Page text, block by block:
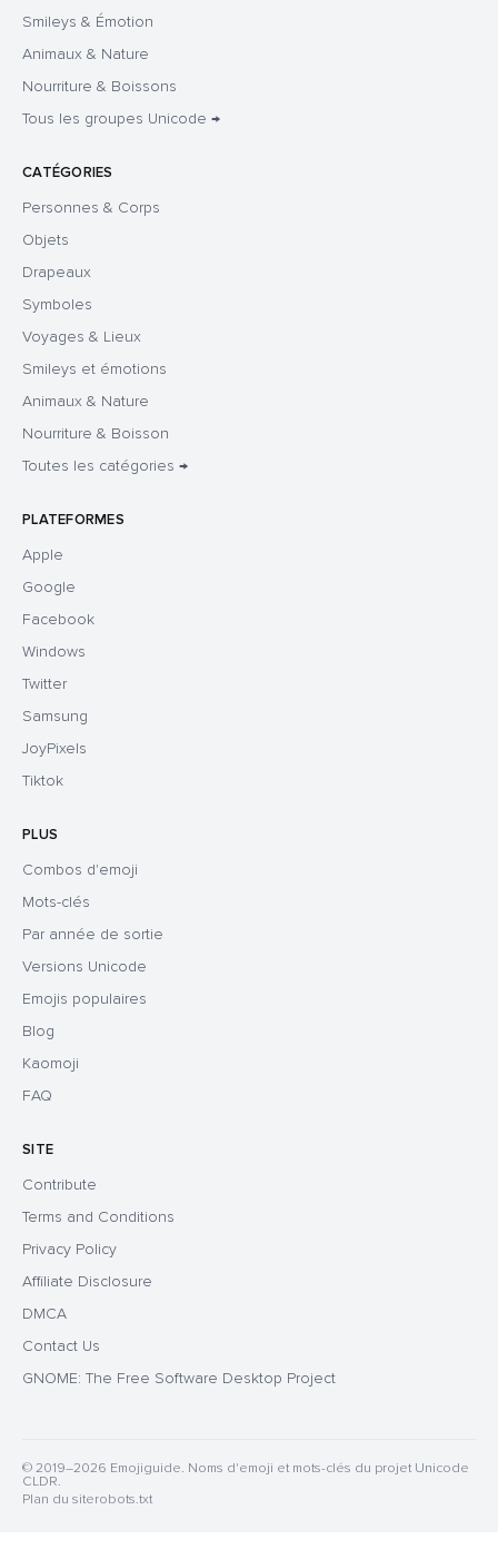
Smileys & Émotion
Animaux & Nature
Nourriture & Boissons
Tous les groupes Unicode →
CATÉGORIES
Personnes & Corps
Objets
Drapeaux
Symboles
Voyages & Lieux
Smileys et émotions
Animaux & Nature
Nourriture & Boisson
Toutes les catégories →
PLATEFORMES
Apple
Google
Facebook
Windows
Twitter
Samsung
JoyPixels
Tiktok
PLUS
Combos d'emoji
Mots-clés
Par année de sortie
Versions Unicode
Emojis populaires
Blog
Kaomoji
FAQ
SITE
Contribute
Terms and Conditions
Privacy Policy
Affiliate Disclosure
DMCA
Contact Us
GNOME: The Free Software Desktop Project
© 2019–2026 Emojiguide. Noms d'emoji et mots-clés du projet Unicode
CLDR.
Plan du siterobots.txt